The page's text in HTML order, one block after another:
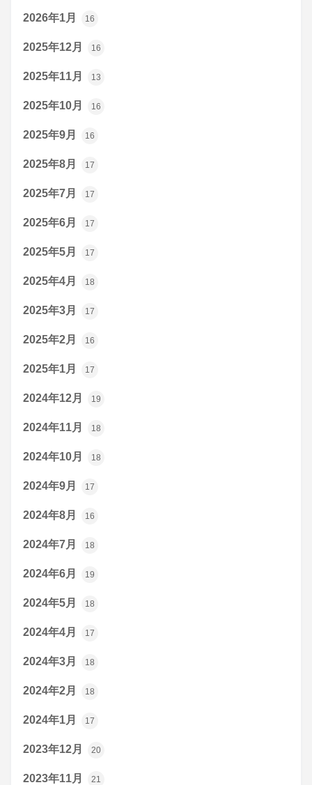
2026年1月 16
2025年12月 16
2025年11月 13
2025年10月 16
2025年9月 16
2025年8月 17
2025年7月 17
2025年6月 17
2025年5月 17
2025年4月 18
2025年3月 17
2025年2月 16
2025年1月 17
2024年12月 19
2024年11月 18
2024年10月 18
2024年9月 17
2024年8月 16
2024年7月 18
2024年6月 19
2024年5月 18
2024年4月 17
2024年3月 18
2024年2月 18
2024年1月 17
2023年12月 20
2023年11月 21